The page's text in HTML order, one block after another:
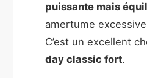
puissante mais
amertume
C’est un excellent
day classic fort.